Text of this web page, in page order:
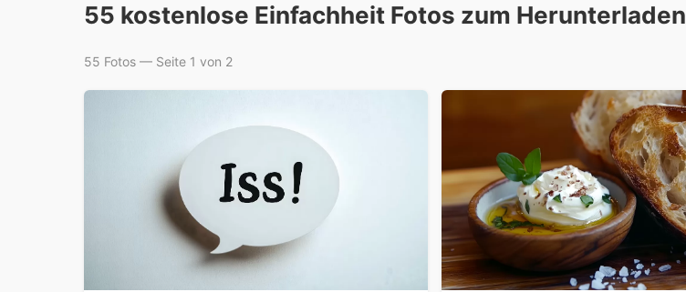
55 kostenlose Einfachheit Fotos zum Herunterladen
55 Fotos — Seite 1 von 2